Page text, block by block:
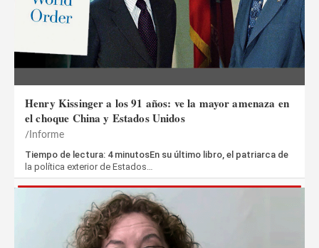
Henry Kissinger a los 91 años: ve la mayor amenaza en
el choque China y Estados Unidos
Informe
Tiempo de lectura: 4 minutosEn su último libro, el patriarca de
la política exterior de Estados…